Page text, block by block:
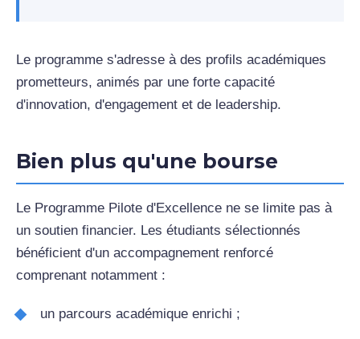
Le programme s'adresse à des profils académiques
prometteurs, animés par une forte capacité
d'innovation, d'engagement et de leadership.
Bien plus qu'une bourse
Le Programme Pilote d'Excellence ne se limite pas à
un soutien financier. Les étudiants sélectionnés
bénéficient d'un accompagnement renforcé
comprenant notamment :
un parcours académique enrichi ;